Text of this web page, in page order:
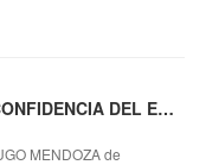
Descargar [PDF] {EPUB} LA ULTIMA CONFIDENCIA DEL ESCRITOR HUGO MENDOZA
MENDOZA de